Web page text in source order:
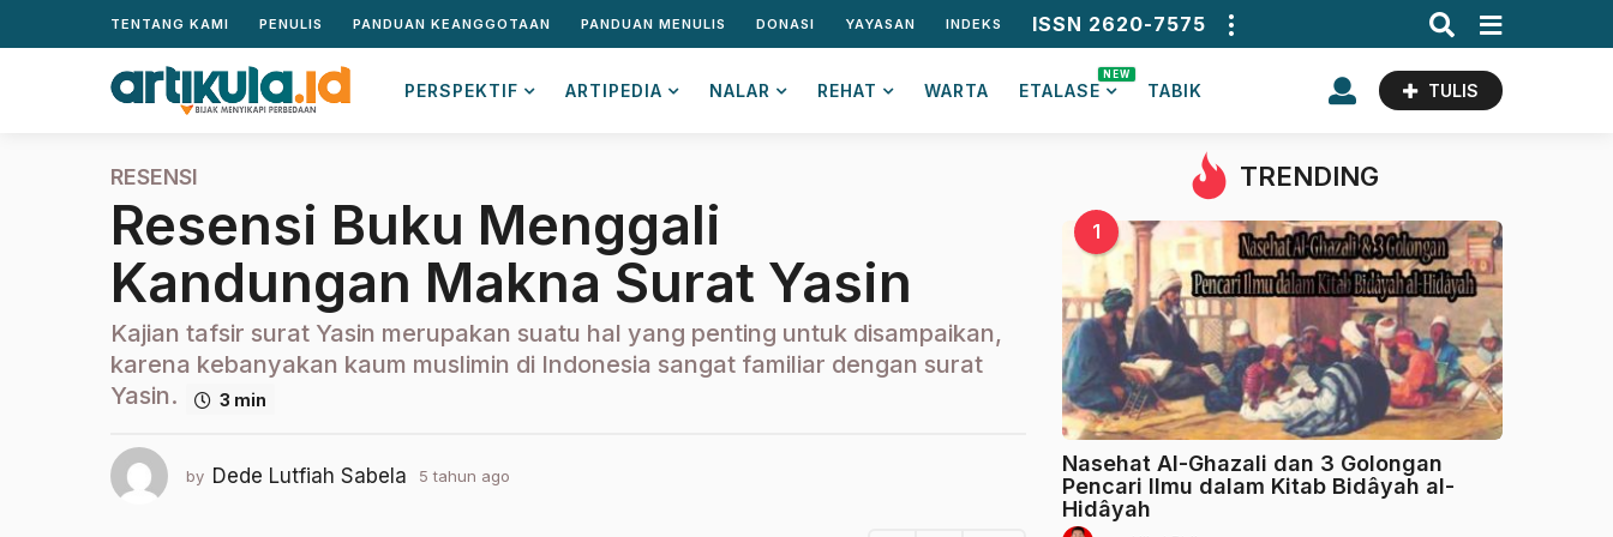
TENTANG KAMI PENULIS PANDUAN KEANGGOTAAN PANDUAN MENULIS DONASI YAYASAN INDEKS ISSN 2620-7575
PERSPEKTIF ARTIPEDIA NALAR REHAT WARTA ETALASE
NEW
TABIK TULIS
5
t
a
h
u
n
a
g
o
t
a
RESENSI
Resensi Buku Menggali
Kandungan Makna Surat Yasin
Kajian tafsir surat Yasin merupakan suatu hal yang penting untuk disampaikan,
karena kebanyakan kaum muslimin di Indonesia sangat familiar dengan surat
Yasin.
3 min
by Dede Lutfiah Sabela 5 tahun ago
TRENDING
1
Nasehat Al-Ghazali dan 3 Golongan
Pencari Ilmu dalam Kitab Bidâyah al-
Hidâyah